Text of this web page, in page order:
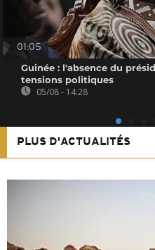
01:05
Guinée : l'absence du
tensions politiques
05/08 - 14:28
PLUS D'ACTUALITÉS